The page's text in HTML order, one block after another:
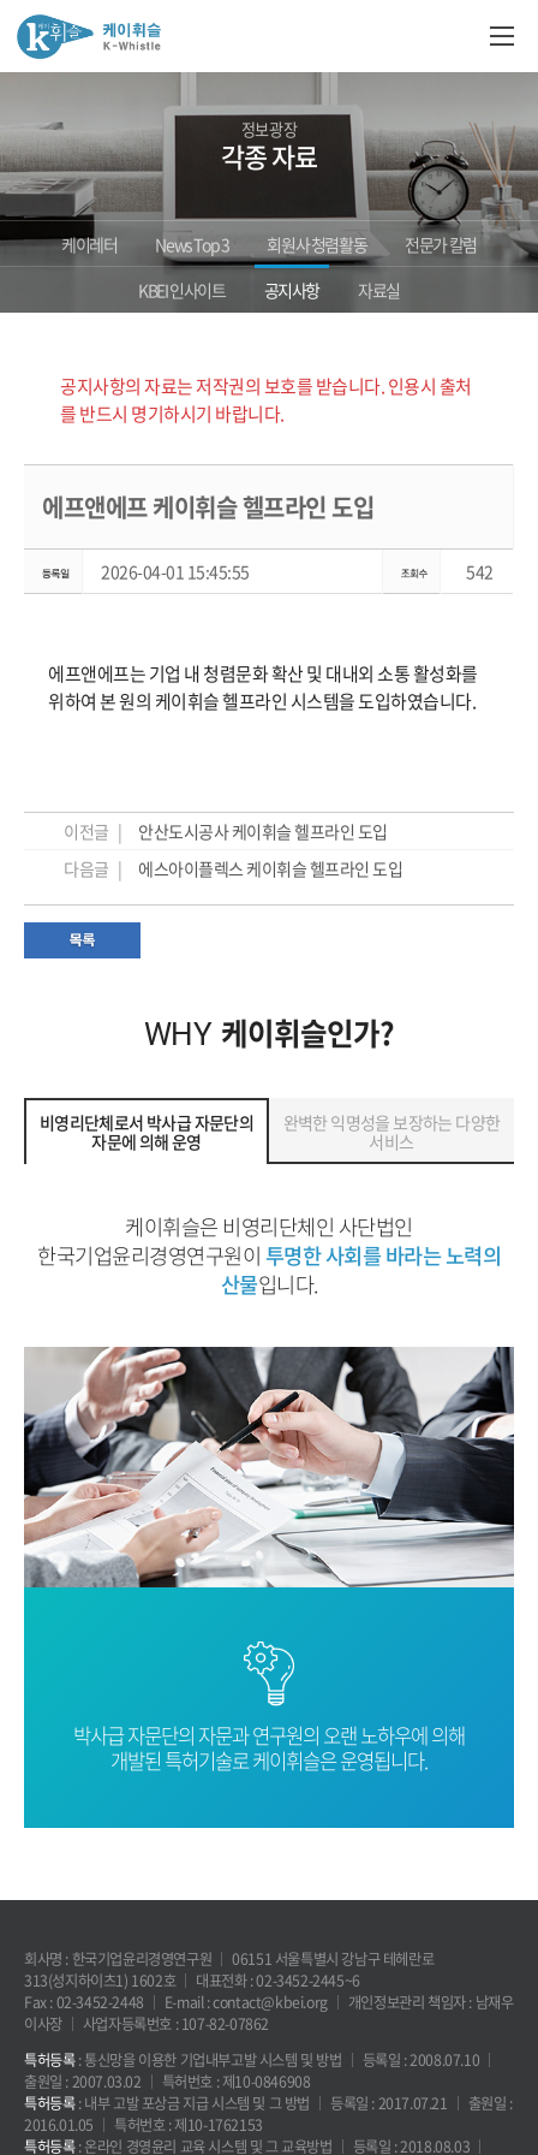
정보광장
각종 자료
케이레터 News Top 3 회원사 청렴활동
전문가 칼럼
KBEI 인사이트
공지사항 자료실
공지사항의 자료는 저작권의 보호를 받습니다. 인용시 출처
를 반드시 명기하시기 바랍니다.
에프앤에프 케이휘슬 헬프라인 도입
2026-04-01 15:45:55 542
에프앤에프는 기업 내 청렴문화 확산 및 대내외 소통 활성화를
위하여 본 원의 케이휘슬 헬프라인 시스템을 도입하였습니다.
이전글 |
안산도시공사 케이휘슬 헬프라인 도입
다음글 |
에스아이플렉스 케이휘슬 헬프라인 도입
WHY 케이휘슬인가?
비영리단체로서 박사급 자문단의
자문에 의해 운영
완벽한 익명성을 보장하는 다양한
서비스
케이휘슬은 비영리단체인 사단법인
한국기업윤리경영연구원이투명한 사회를 바라는 노력의
산물입니다.
박사급 자문단의 자문과 연구원의 오랜노하우에 의해
개발된 특허기술로케이휘슬은 운영됩니다.
회사명 : 한국기업윤리경영연구원
06151 서울특별시 강남구 테헤란로
313(성지하이츠1) 1602호
대표전화 : 02-3452-2445~6
Fax : 02-3452-2448
E-mail : contact@kbei.org
개인정보관리 책임자 : 남재우
이사장
사업자등록번호 : 107-82-07862
특허등록: 통신망을 이용한 기업내부고발 시스템 및 방법
등록일 : 2008.07.10
출원일 : 2007.03.02
특허번호 : 제10-0846908
특허등록: 내부 고발 포상금 지급 시스템 및 그 방법 등록일 : 2017.07.21
출원일 :
2016.01.05
특허번호 : 제10-1762153
특허등록: 온라인 경영윤리 교육 시스템 및 그 교육방법 등록일 : 2018.08.03